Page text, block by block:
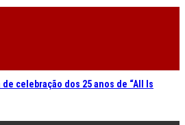
celebração dos 25 anos de “All Is